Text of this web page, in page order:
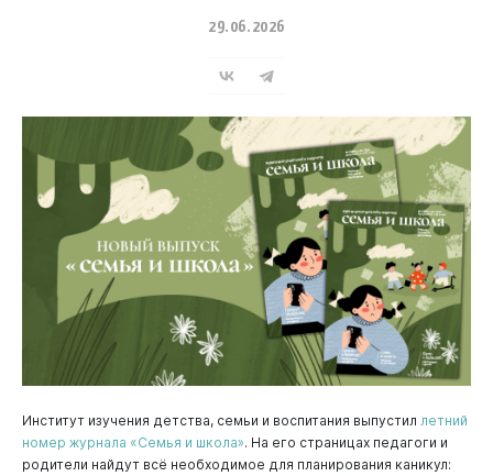
29.06.2026
Институт изучения детства, семьи и воспитания выпустил летний
номер журнала «Семья и школа». На его страницах педагоги и
родители найдут всё необходимое для планирования каникул: